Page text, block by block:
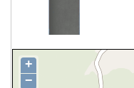
+
−